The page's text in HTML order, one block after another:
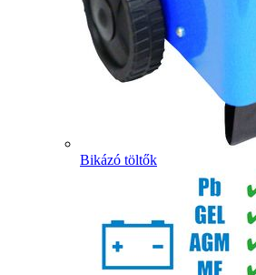
Bikázó töltők